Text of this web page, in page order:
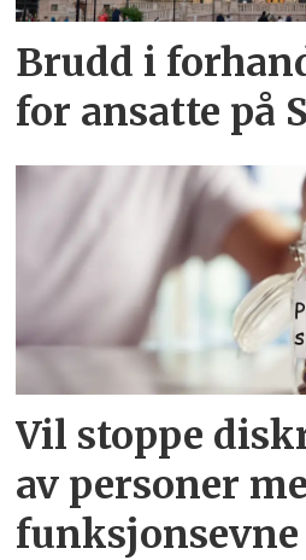
Brudd i
for ansatte på
Vil stoppe
av personer
funksjonsevne